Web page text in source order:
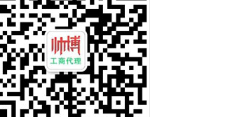
国家公务员重庆海关2013年有多少人报考_百度知道
2016年国家公务员重庆海关面试公告-国家公务员网
2012年重庆海关公务员面试工作安排通知_湖南中公教育
重庆海关2012年国家公务员面试时间：2月22日至24日[1]-国家公务员
渝企可享“全国海关如同一关”的通关便利|海关|通关|重庆_新浪新闻
重庆海关2012年报关员资格全国统一现场确认报名通告—重庆报关
重庆海关关于2008年报关员资格报名有关事项的通知-报关员
2016国考重庆海关面试公告_国家公务员网_中公教育网